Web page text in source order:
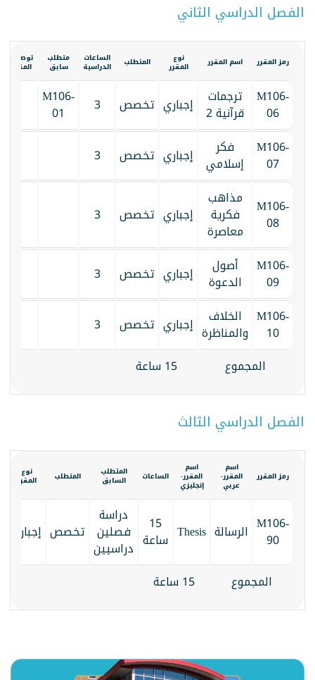
الفصل الدراسي الثاني
رمز المقرر اسم المقرر نوع
المقرر المتطلب الساعات
الدراسية
متطلب
سابق
توصيف
المقرر
M106-
06
ترجمات
قرآنية 2 إجباري تخصص 3
M106-
01
M106-
07
فكر
إسلامي إجباري تخصص 3
M106-
08
مذاهب
فكرية
معاصرة
إجباري تخصص 3
M106-
09
أصول
الدعوة إجباري تخصص
3
M106-
10
الخلاف
والمناظرة إجباري تخصص
3
المجموع
15 ساعة
الفصل الدراسي الثالث
رمز المقرر
اسم
المقرر-
عربي
اسم
المقرر-
إنجليزي
الساعات المتطلب
السابق المتطلب نوع
المقرر
M106-
90 الرسالة Thesis
15
ساعة
دراسة
فصلين
دراسيين
تخصص إجباري
المجموع 15 ساعة